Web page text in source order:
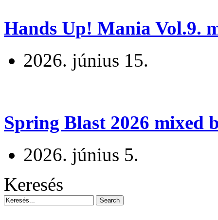
Hands Up! Mania Vol.9.
2026. június 15.
Spring Blast 2026 mixed
2026. június 5.
Keresés